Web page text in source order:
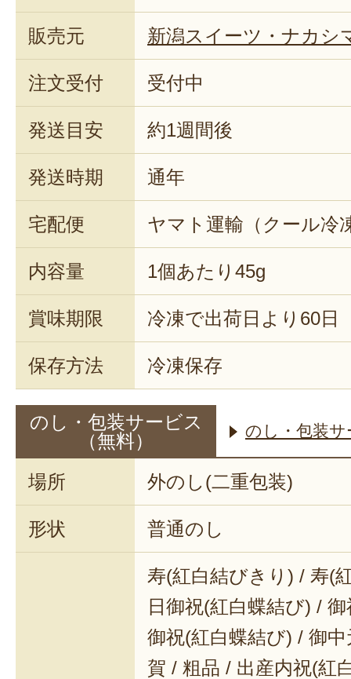
販売元 新潟スイーツ・ナカシ
注文受付 受付中
発送目安 約1週間後
発送時期 通年
宅配便 ヤマト運輸（クール冷
内容量 1個あたり45g
賞味期限 冷凍で出荷日より60日
保存方法 冷凍保存
のし・包装サービス
（無料）
のし・包装
場所 外のし(二重包装)
形状 普通のし
寿(紅白結びきり) / 寿(
日御祝(紅白蝶結び) /
御祝(紅白蝶結び) / 御
賀 / 粗品 / 出産内祝(紅